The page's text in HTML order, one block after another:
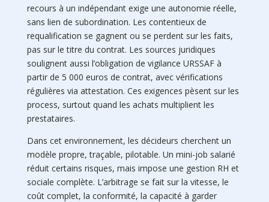
recours à un indépendant exige une autonomie réelle,
sans lien de subordination. Les contentieux de
requalification se gagnent ou se perdent sur les faits,
pas sur le titre du contrat. Les sources juridiques
soulignent aussi l’obligation de vigilance URSSAF à
partir de 5 000 euros de contrat, avec vérifications
régulières via attestation. Ces exigences pèsent sur les
process, surtout quand les achats multiplient les
prestataires.
Dans cet environnement, les décideurs cherchent un
modèle propre, traçable, pilotable. Un mini-job salarié
réduit certains risques, mais impose une gestion RH et
sociale complète. L’arbitrage se fait sur la vitesse, le
coût complet, la conformité, la capacité à garder